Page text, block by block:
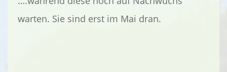
warten. Sie sind erst im Mai dran.